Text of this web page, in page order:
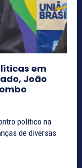
em
João
político na
de diversas